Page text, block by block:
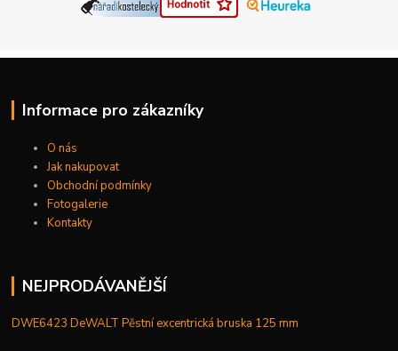
Informace pro zákazníky
O nás
Jak nakupovat
Obchodní podmínky
Fotogalerie
Kontakty
NEJPRODÁVANĚJŠÍ
DWE6423 DeWALT Pěstní excentrická bruska 125 mm